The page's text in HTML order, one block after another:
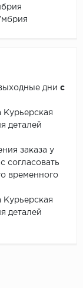
дни с
Курьерская
деталей
заказа у
согласовать
временного
Курьерская
деталей